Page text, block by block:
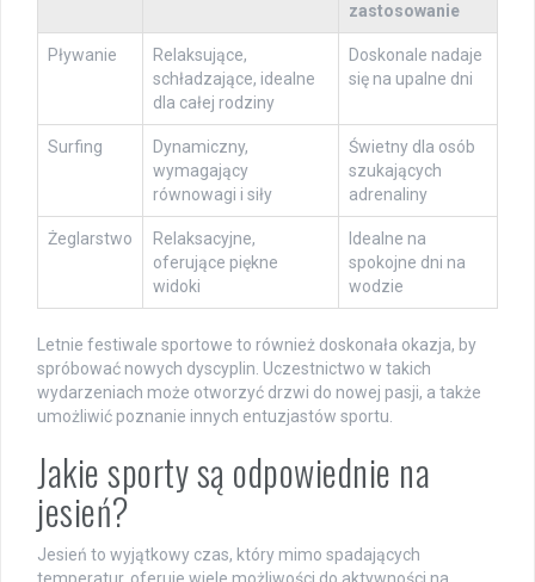
zastosowanie
Pływanie
Relaksujące,
schładzające, idealne
dla całej rodziny
Doskonale nadaje
się na upalne dni
Surfing
Dynamiczny,
wymagający
równowagi i siły
Świetny dla osób
szukających
adrenaliny
Żeglarstwo
Relaksacyjne,
oferujące piękne
widoki
Idealne na
spokojne dni na
wodzie
Letnie festiwale sportowe to również doskonała okazja, by
spróbować nowych dyscyplin. Uczestnictwo w takich
wydarzeniach może otworzyć drzwi do nowej pasji, a także
umożliwić poznanie innych entuzjastów sportu.
Jakie sporty są odpowiednie na
jesień?
Jesień to wyjątkowy czas, który mimo spadających